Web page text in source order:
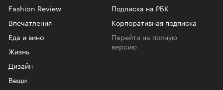
Fashion Review
Впечатления
Еда и вино
Жизнь
Дизайн
Вещи
Подписка на РБК
Корпоративная подписка
Перейти на полную
версию